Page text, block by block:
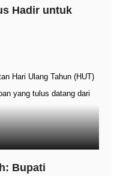
Hadir untuk
Hari Ulang Tahun (HUT)
yang tulus datang dari
Bupati